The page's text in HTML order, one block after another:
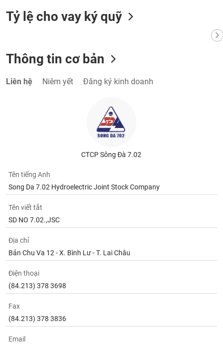
Tỷ lệ cho vay ký quỹ
Thông tin cơ bản
Liên hệ Niêm yết Đăng ký kinh doanh
CTCP Sông Đà 7.02
Tên tiếng Anh
Song Da 7.02 Hydroelectric Joint Stock Company
Tên viết tắt
SD NO 7.02.,JSC
Địa chỉ
Bản Chu Va 12 - X. Bình Lư - T. Lai Châu
Điện thoại
(84.213) 378 3698
Fax
(84.213) 378 3836
Email